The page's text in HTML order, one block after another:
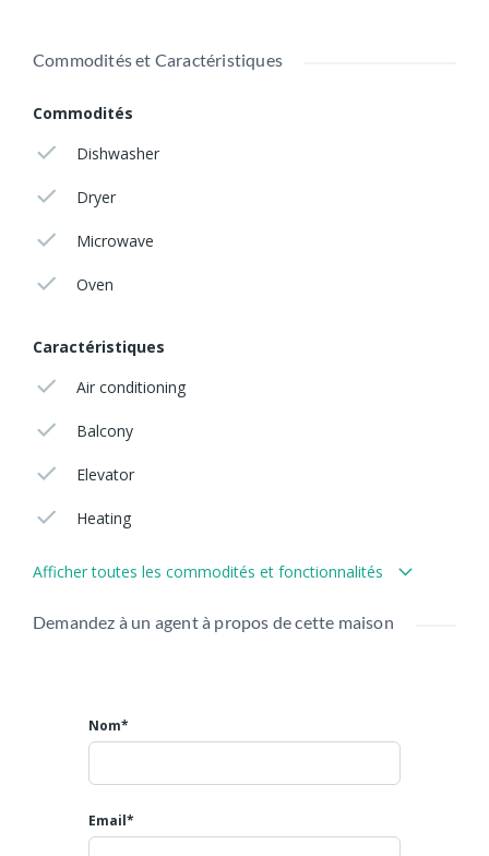
Commodités et Caractéristiques
Commodités
Dishwasher
Dryer
Microwave
Oven
Caractéristiques
Air conditioning
Balcony
Elevator
Heating
Afficher toutes les commodités et fonctionnalités
Demandez à un agent à propos de cette maison
Nom*
Email*